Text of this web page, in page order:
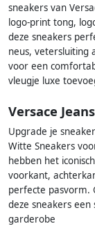
sneakers van
logo-print tong,
deze sneakers
neus, vetersluiting
voor een
vleugje luxe
Versace
Upgrade je
Witte Sneakers
hebben het
voorkant,
perfecte pasvorm.
deze sneakers
garderobe